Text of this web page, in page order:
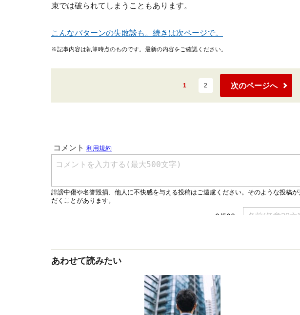
束では破られてしまうこともあります。
こんなパターンの失敗談も。続きは次ページで。
※記事内容は執筆時点のものです。最新の内容をご確認ください。
1 2 次のページへ
あわせて読みたい